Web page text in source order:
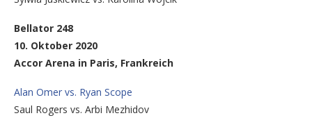
Bellator 248
10. Oktober 2020
Accor Arena in Paris, Frankreich
Alan Omer vs. Ryan Scope
Saul Rogers vs. Arbi Mezhidov